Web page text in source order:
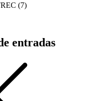
(7)
entradas